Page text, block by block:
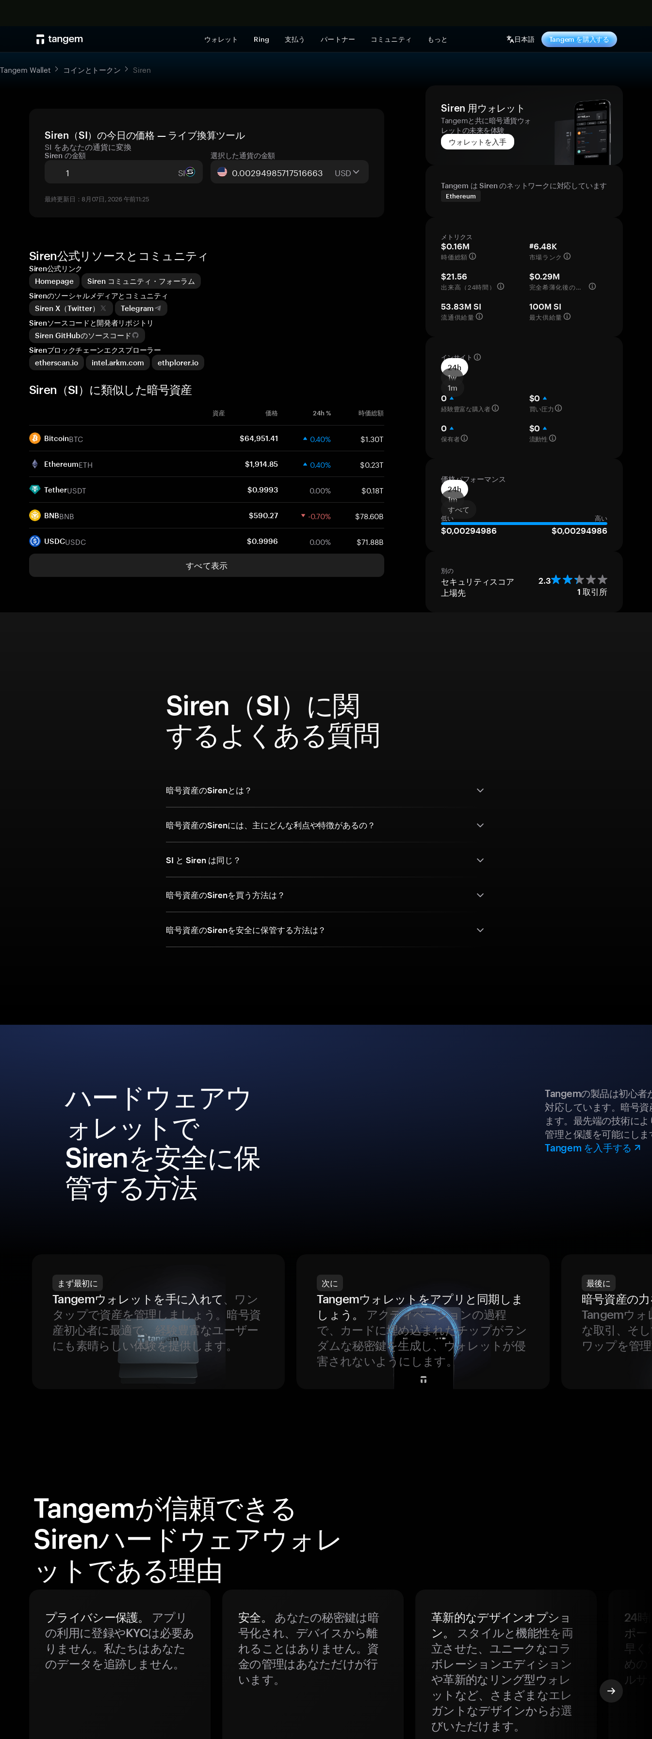
ウォレット Ring 支払う パートナー コミュニティ もっと 日本語 Tangem を購入する
Tangem Wallet コインとトークン Siren
Siren（SI）の今日の価格 — ライブ換算ツール
SI をあなたの通貨に変換
Siren の金額
SI
選択した通貨の金額
USD
最終更新日：8月07日, 2026 午前11:25
Siren 用ウォレット
Tangemと共に暗号通貨ウォ
レットの未来を体験
ウォレットを入手
Tangem は Siren のネットワークに対応しています
Ethereum
メトリクス
$0.16M
時価総額
#6.48K
市場ランク
$21.56
出来高（24時間）
$0.29M
完全希薄化後の評価額
53.83M SI
流通供給量
100M SI
最大供給量
インサイト
24h
1w
1m
0
経験豊富な購入者
$0
買い圧力
0
保有者
$0
流動性
価格パフォーマンス
24h
1m
すべて
低い 高い
$0,00294986 $0,00294986
別の
セキュリティスコア 2.3
上場先 1 取引所
Siren公式リソースとコミュニティ
Siren公式リンク
Homepage
Siren コミュニティ・フォーラム
Sirenのソーシャルメディアとコミュニティ
Siren X（Twitter）
Telegram
Sirenソースコードと開発者リポジトリ
Siren GitHubのソースコード
Sirenブロックチェーンエクスプローラー
etherscan.io
intel.arkm.com ethplorer.io
Siren（SI）に類似した暗号資産
資産 価格 24h % 時価総額
BitcoinBTC $64,951.41 0.40% $1.30T
EthereumETH $1,914.85 0.40% $0.23T
TetherUSDT $0.9993 0.00% $0.18T
BNBBNB $590.27 -0.70% $78.60B
USDCUSDC $0.9996 0.00% $71.88B
すべて表示
Siren（SI）に関
するよくある質問
暗号資産のSirenとは？
暗号資産のSirenには、主にどんな利点や特徴があるの？
SI と Siren は同じ？
暗号資産のSirenを買う方法は？
暗号資産のSirenを安全に保管する方法は？
ハードウェアウ
ォレットで
Sirenを安全に保
管する方法
Tangemの製品は初心者
対応しています。暗号
ます。最先端の技術に
管理と保護を可能にしま
Tangem を入手する
まず最初に
Tangemウォレットを手に入れて、ワン
タップで資産を管理しましょう。暗号資
産初心者に最適で、経験豊富なユーザー
にも素晴らしい体験を提供します。
次に
Tangemウォレットをアプリと同期しま
しょう。
アクティベーションの過程
で、カードに埋め込まれたチップがラン
ダムな秘密鍵を生成し、ウォレットが侵
害されないようにします。
最後に
暗号資産の
Tangemウォ
な取引、そ
ワップを管
Tangemが信頼できる
Sirenハードウェアウォレ
ットである理由
プライバシー保護。
アプリ
の利用に登録やKYCは必要あ
りません。私たちはあなた
のデータを追跡しません。
安全。
あなたの秘密鍵は暗
号化され、デバイスから離
れることはありません。資
金の管理はあなただけが行
います。
革新的なデザインオプショ
ン。
スタイルと機能性を両
立させた、ユニークなコラ
ボレーションエディション
や革新的なリング型ウォレ
ットなど、さまざまなエレ
ガントなデザインからお選
びいただけます。
24
ポー
早く
めの
ルサ